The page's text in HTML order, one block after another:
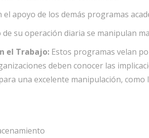
apoyo de los demás programas
su operación diaria se manipulan
el Trabajo: Estos programas velan
deben conocer las
una excelente manipulación,